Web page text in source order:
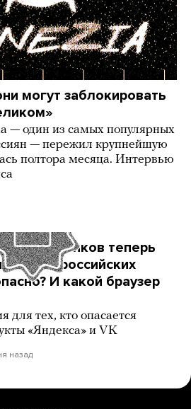
могут заблокировать
— один из самых популярных
— пережил крупнейшую
полтора месяца. Интервью
банков теперь
в российских
И какой браузер
для тех, кто опасается
«Яндекса» и VK
назад